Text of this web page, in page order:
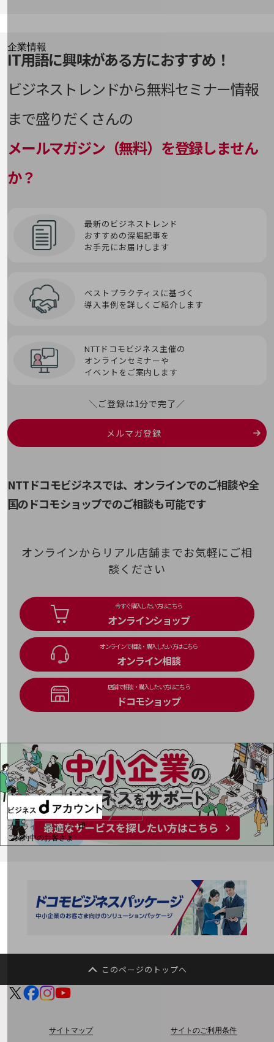
別ウィンドウで開きます
企業情報
企業情報TOP
会社案内TOP
社長からのご挨拶
事業拠点
会社案内パンフレット
ニュースルーム
ニュースルームTOP
地域からの発表
重要なお知らせ
社外からの評価実績
サステナビリティ
NTTドコモビジネスグループのサステナビリティ
サステナビリティ基本方針
経営情報
経営情報TOP
採用情報
採用情報TOP
新卒採用
経験者採用
障がい者採用
人材育成制度
広告・協賛
協賛
NTTドコモグループ
ログイン
オンラインショップ
ご契約中のお客さま
Web明細(ビリングステーション)
越境EC
お
オーバーレイネットワーク／アンダーレイネット
ワーク
オブジェクトストレージ
深層学習（ディープラーニング）
す
ステートスポンサード攻撃
ストレージ
スマートシティプラットフォーム
せ
セキュリティインシデント
セッション
ゼロトラスト
そ
Customer(eKYC)）
と
ドメイン認証
トランジット
トロイの木馬
プライベートクラウド/パブリッククラウド/ハイ
プロンプトエンジニアリング
輻輳(ふくそう）
ペネトレーションテスト
ほ
ロボティクス
ロボティック・プロセス・オートメーション
（RPA）
IP電話
ISMS
ISP
IVR
MNP
Multi-access Edge Computing(MEC)
MVNO
SASE
SCM
SMS
SOAR
SOC
Society 5.0
SoE(System of Engagement)
SORA
SPF/DKIM/DMARC
Systems of Record(SoR)
VPN
VR
Webスキミング
Webフィルタリング
WPA
WPA3
IT用語に興味がある方におすすめ！
ビジネストレンドから無料セミナー情報
まで盛りだくさんの
メールマガジン（無料）を登録しません
か？
最新のビジネストレンド
おすすめの深堀記事を
お手元にお届けします
ベストプラクティスに基づく
導入事例を詳しくご紹介します
NTTドコモビジネス主催の
オンラインセミナーや
イベントをご案内します
＼ご登録は1分で完了／
メルマガ登録
NTTドコモビジネスでは、オンラインでのご相談や全
国のドコモショップでのご相談も可能です
オンラインからリアル店舗までお気軽にご相
談ください
今すぐ購入したい方はこちら
オンラインショップ
オンラインで相談・購入したい方はこちら
オンライン相談
店舗で相談・購入したい方はこちら
ドコモショップ
このページのトップへ
サイトマップ サイトのご利用条件